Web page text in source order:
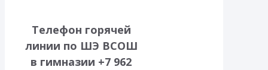
Телефон горячей
линии по ШЭ ВСОШ
в гимназии +7 962